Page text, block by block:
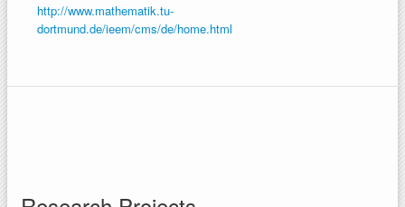
http://www.mathematik.tu-
dortmund.de/ieem/cms/de/home.html